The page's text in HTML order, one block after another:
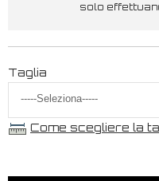
solo
Taglia
Come scegliere la